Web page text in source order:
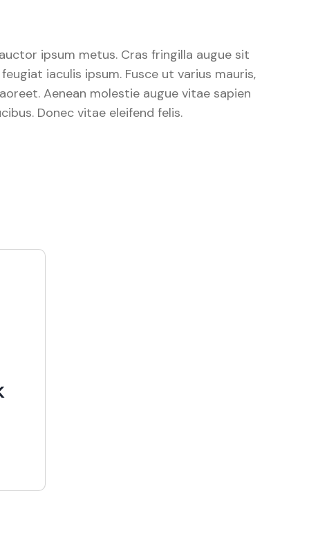
ipsum metus. Cras fringilla augue sit
iaculis ipsum. Fusce ut varius mauris,
Aenean molestie augue vitae sapien
Donec vitae eleifend felis.